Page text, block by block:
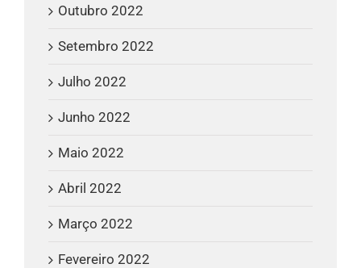
Outubro 2022
Setembro 2022
Julho 2022
Junho 2022
Maio 2022
Abril 2022
Março 2022
Fevereiro 2022